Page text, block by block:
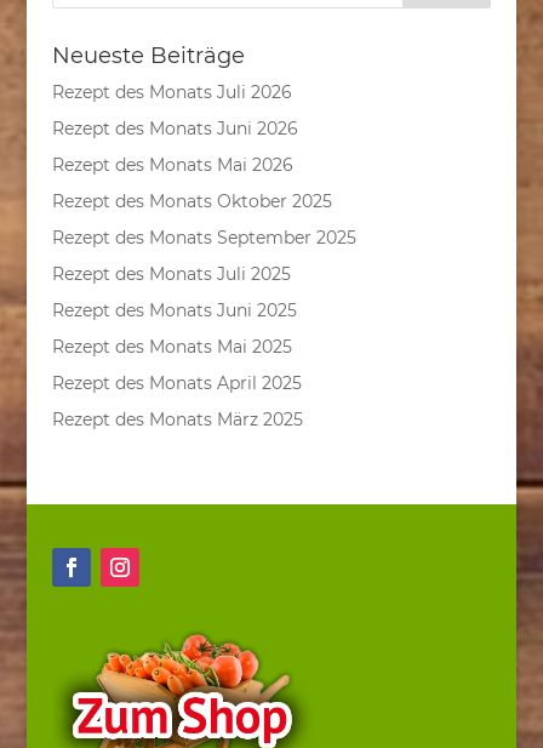
Neueste Beiträge
Rezept des Monats Juli 2026
Rezept des Monats Juni 2026
Rezept des Monats Mai 2026
Rezept des Monats Oktober 2025
Rezept des Monats September 2025
Rezept des Monats Juli 2025
Rezept des Monats Juni 2025
Rezept des Monats Mai 2025
Rezept des Monats April 2025
Rezept des Monats März 2025